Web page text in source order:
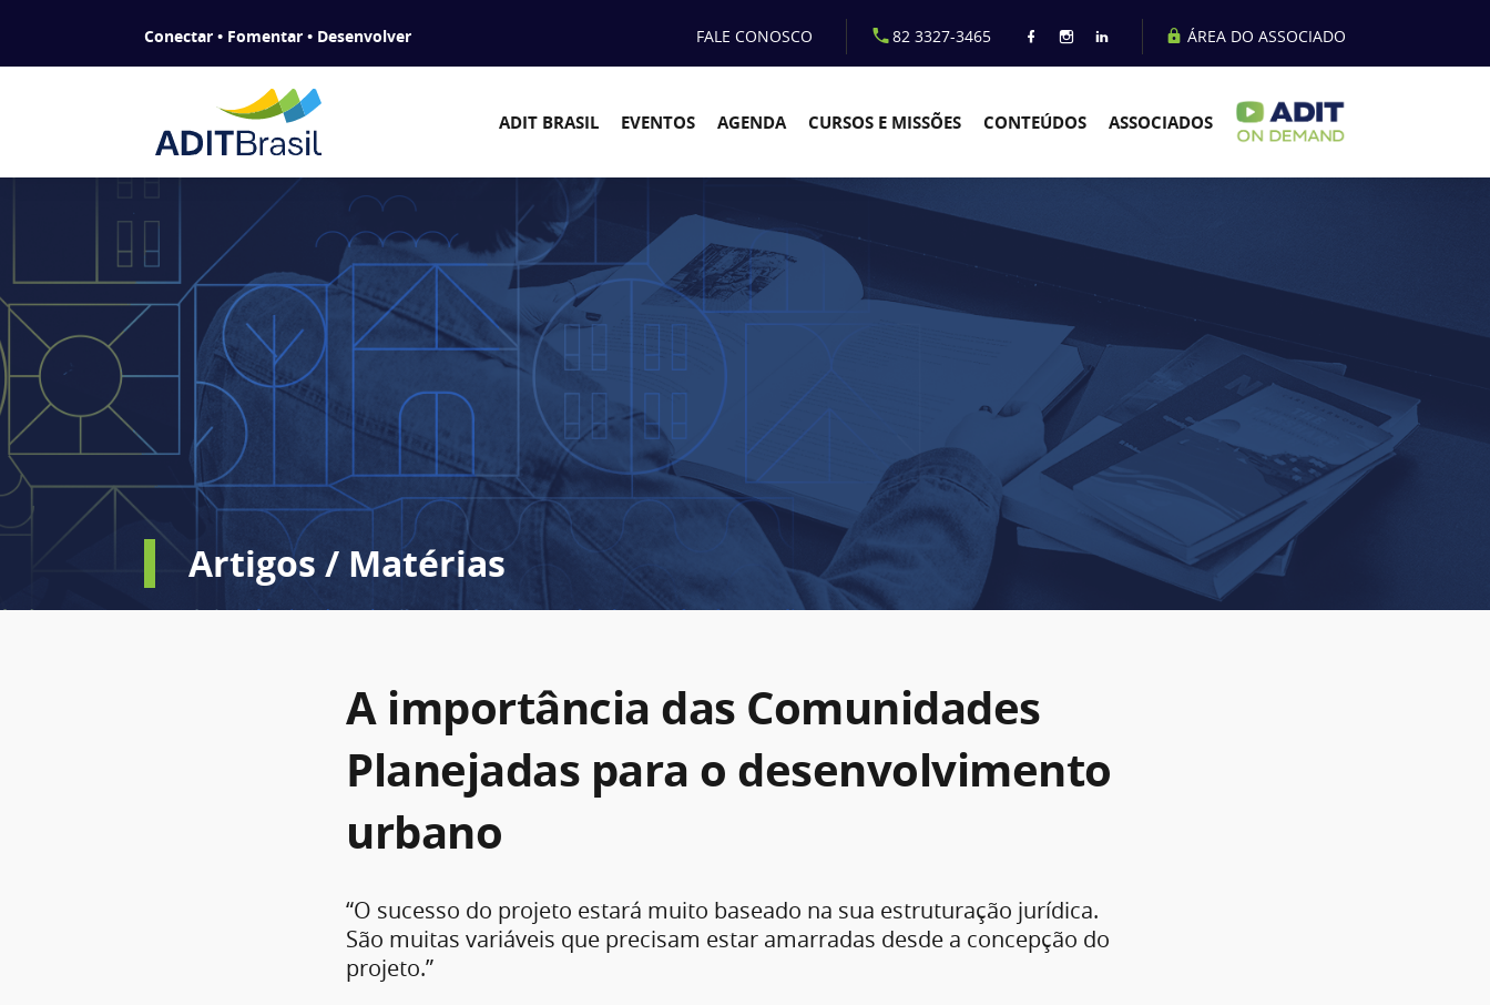
Conectar • Fomentar • Desenvolver FALE CONOSCO 82 3327-3465 ÁREA DO ASSOCIADO
ADIT BRASIL EVENTOS AGENDA CURSOS E MISSÕES CONTEÚDOS ASSOCIADOS
Artigos / Matérias
A importância das Comunidades
Planejadas para o desenvolvimento
urbano
“O sucesso do projeto estará muito baseado na sua estruturação jurídica.
São muitas variáveis que precisam estar amarradas desde a concepção do
projeto.”